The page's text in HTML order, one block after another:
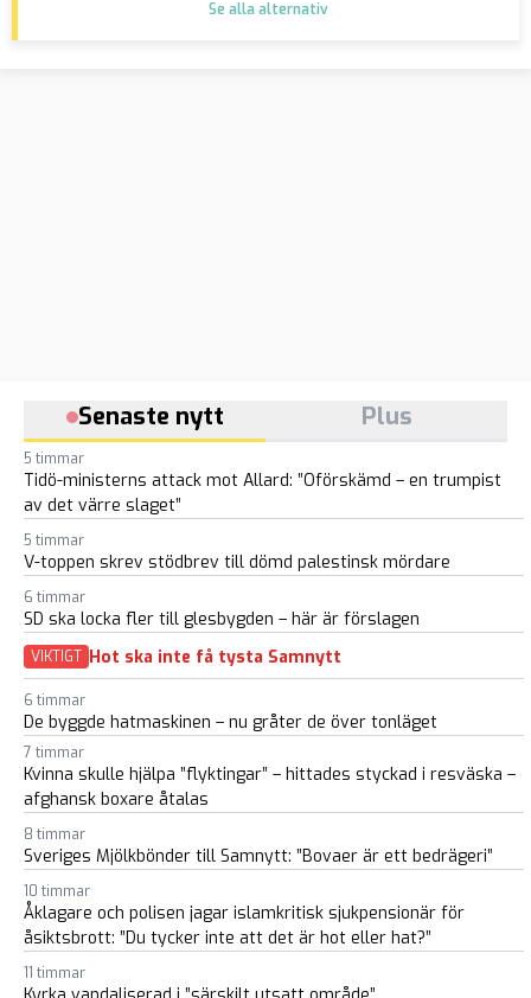
Se alla alternativ
Senaste nytt Plus
5 timmar
Tidö-ministerns attack mot Allard: ”Oförskämd – en trumpist
av det värre slaget”
5 timmar
V-toppen skrev stödbrev till dömd palestinsk mördare
6 timmar
SD ska locka fler till glesbygden – här är förslagen
VIKTIGT Hot ska inte få tysta Samnytt
6 timmar
De byggde hatmaskinen – nu gråter de över tonläget
7 timmar
Kvinna skulle hjälpa ”flyktingar” – hittades styckad i resväska –
afghansk boxare åtalas
8 timmar
Sveriges Mjölkbönder till Samnytt: ”Bovaer är ett bedrägeri”
10 timmar
Åklagare och polisen jagar islamkritisk sjukpensionär för
åsiktsbrott: ”Du tycker inte att det är hot eller hat?”
11 timmar